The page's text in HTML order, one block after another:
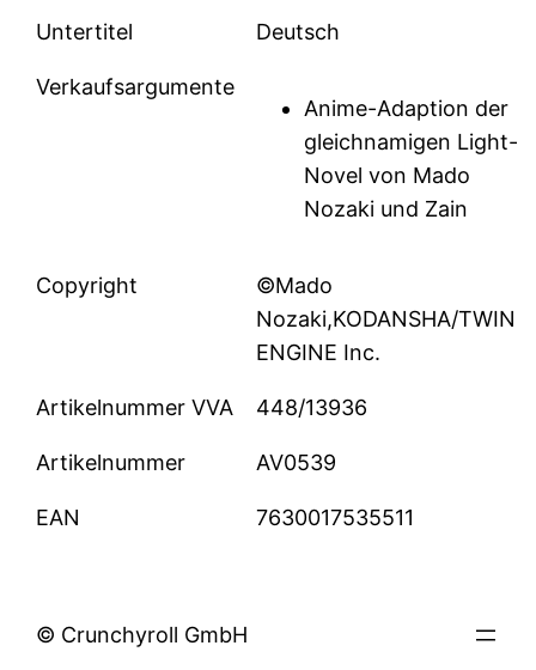
Untertitel Deutsch
Verkaufsargumente
Anime-Adaption der
gleichnamigen Light-
Novel von Mado
Nozaki und Zain
Copyright
©Mado
Nozaki,KODANSHA/TWIN
ENGINE Inc.
Artikelnummer VVA 448/13936
Artikelnummer AV0539
EAN 7630017535511
© Crunchyroll GmbH